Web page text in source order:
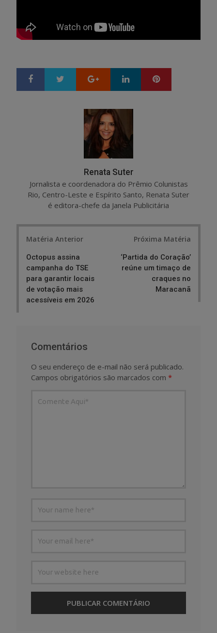
Google+ LinkedIn
Renata Suter
Jornalista e coordenadora do Prêmio Colunistas
Rio, Centro-Leste e Espírito Santo, Renata Suter
é editora-chefe da Janela Publicitária
Matéria Anterior
Octopus assina
campanha do TSE
para garantir locais
de votação mais
acessíveis em 2026
Próxima Matéria
‘Partida do Coração’
reúne um timaço de
craques no
Maracanã
Comentários
O seu endereço de e-mail não será publicado.
Campos obrigatórios são marcados com *